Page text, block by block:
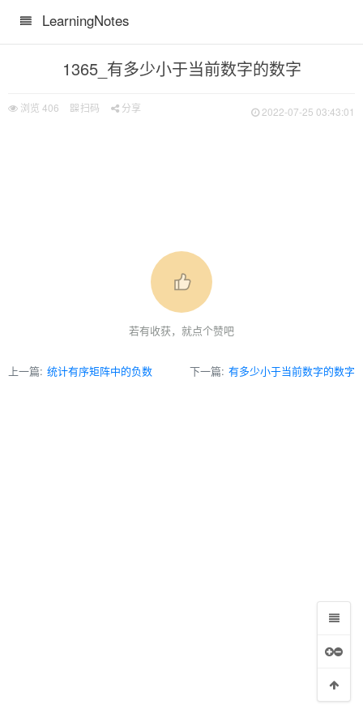
LearningNotes
1365_有多少小于当前数字的数字
浏览 406 扫码 分享 2022-07-25 03:43:01
若有收获，就点个赞吧
上一篇: 统计有序矩阵中的负数 下一篇: 有多少小于当前数字的数字